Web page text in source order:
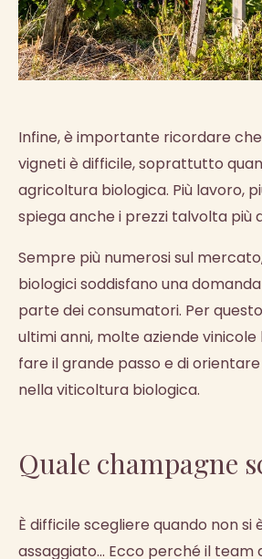
Infine, è importante ricordare
vigneti è difficile, soprattutto
agricoltura biologica. Più lavoro,
spiega anche i prezzi talvolta più
Sempre più numerosi sul
biologici soddisfano una
parte dei consumatori. Per
ultimi anni, molte aziende vinicole
fare il grande passo e di
nella viticoltura biologica.
Quale champagne
È difficile scegliere quando non si
assaggiato... Ecco perché il team